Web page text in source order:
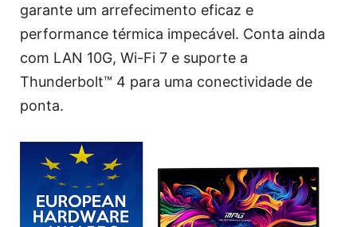
garante um arrefecimento eficaz e
performance térmica impecável. Conta ainda
com LAN 10G, Wi-Fi 7 e suporte a
Thunderbolt™ 4 para uma conectividade de
ponta.